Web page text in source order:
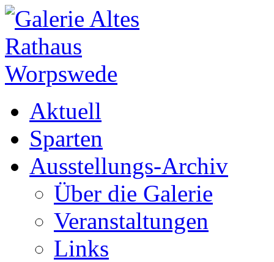
Aktuell
Sparten
Ausstellungs-Archiv
Über die Galerie
Veranstaltungen
Links